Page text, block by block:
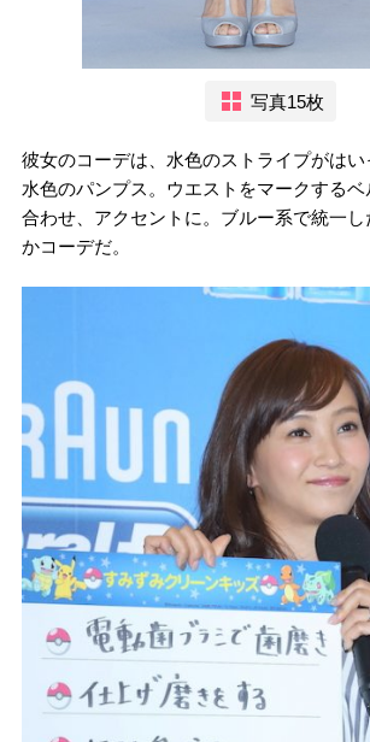
写真15枚
彼女のコーデは、水色のストライプがはい
水色のパンプス。ウエストをマークする
合わせ、アクセントに。ブルー系で統一
かコーデだ。